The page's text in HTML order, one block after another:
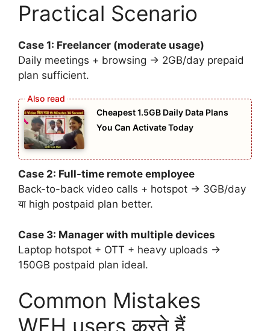
Practical Scenario
Case 1: Freelancer (moderate usage)
Daily meetings + browsing → 2GB/day prepaid
plan sufficient.
Cheapest 1.5GB Daily Data Plans
You Can Activate Today
Case 2: Full-time remote employee
Back-to-back video calls + hotspot → 3GB/day
या high postpaid plan better.
Case 3: Manager with multiple devices
Laptop hotspot + OTT + heavy uploads →
150GB postpaid plan ideal.
Common Mistakes
WFH users करते हैं